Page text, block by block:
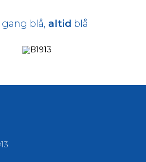
gang blå, altid blå